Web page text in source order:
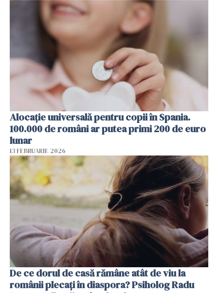
Alocație universală pentru copii în Spania.
100.000 de români ar putea primi 200 de euro
lunar
13 FEBRUARIE 2026
De ce dorul de casă rămâne atât de viu la
românii plecați în diaspora? Psiholog Radu